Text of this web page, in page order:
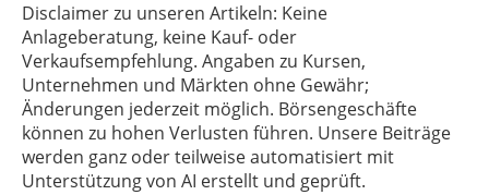
Disclaimer zu unseren Artikeln: Keine
Anlageberatung, keine Kauf- oder
Verkaufsempfehlung. Angaben zu Kursen,
Unternehmen und Märkten ohne Gewähr;
Änderungen jederzeit möglich. Börsengeschäfte
können zu hohen Verlusten führen. Unsere Beiträge
werden ganz oder teilweise automatisiert mit
Unterstützung von AI erstellt und geprüft.